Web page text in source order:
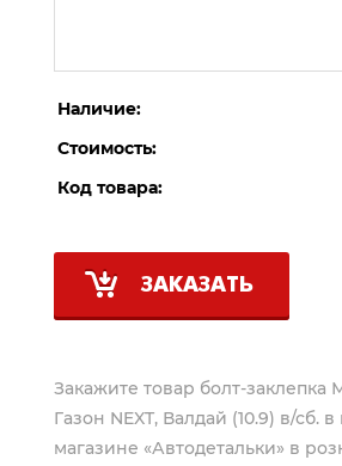
Наличие:
Стоимость:
Код товара:
ЗАКАЗАТЬ
Закажите товар болт-заклепка
Газон NEXT, Валдай (10.9) в/сб.
магазине «Автодетальки» в